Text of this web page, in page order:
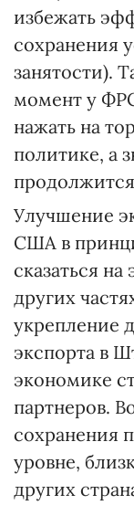
избежать
сохранения
занятости).
момент у
нажать на
политике, а
Улучшение
США в
сказаться
других
укрепление
экспорта в
экономике
партнеров.
сохранения
уровне,
других